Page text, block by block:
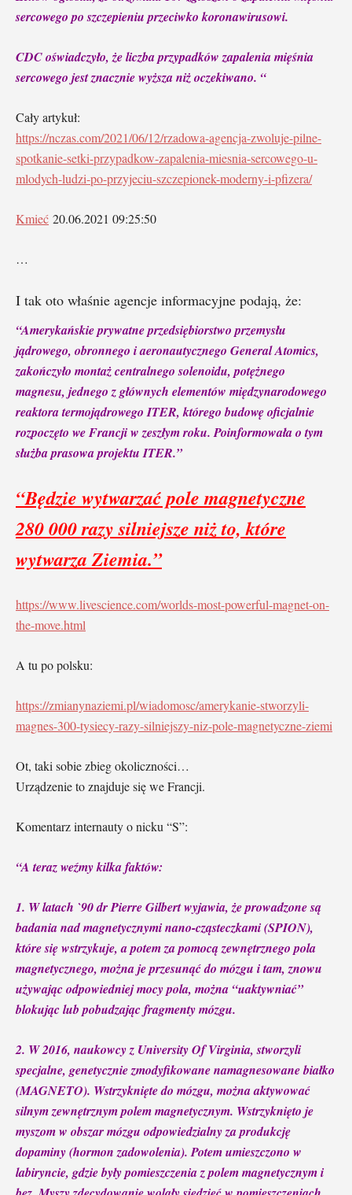
sercowego po szczepieniu przeciwko koronawirusowi.
CDC oświadczyło, że liczba przypadków zapalenia mięśnia
sercowego jest znacznie wyższa niż oczekiwano. “
Cały artykuł:
https://nczas.com/2021/06/12/rzadowa-agencja-zwoluje-pilne-
spotkanie-setki-przypadkow-zapalenia-miesnia-sercowego-u-
mlodych-ludzi-po-przyjeciu-szczepionek-moderny-i-pfizera/
Kmieć 20.06.2021 09:25:50
…
I tak oto właśnie agencje informacyjne podają, że:
“Amerykańskie prywatne przedsiębiorstwo przemysłu
jądrowego, obronnego i aeronautycznego General Atomics,
zakończyło montaż centralnego solenoidu, potężnego
magnesu, jednego z głównych elementów międzynarodowego
reaktora termojądrowego ITER, którego budowę oficjalnie
rozpoczęto we Francji w zeszłym roku. Poinformowała o tym
służba prasowa projektu ITER.”
“Będzie wytwarzać pole magnetyczne
280 000 razy silniejsze niż to, które
wytwarza Ziemia.”
https://www.livescience.com/worlds-most-powerful-magnet-on-
the-move.html
A tu po polsku:
https://zmianynaziemi.pl/wiadomosc/amerykanie-stworzyli-
magnes-300-tysiecy-razy-silniejszy-niz-pole-magnetyczne-ziemi
Ot, taki sobie zbieg okoliczności…
Urządzenie to znajduje się we Francji.
Komentarz internauty o nicku “S”:
“A teraz weźmy kilka faktów:
1. W latach `90 dr Pierre Gilbert wyjawia, że prowadzone są
badania nad magnetycznymi nano-cząsteczkami (SPION),
które się wstrzykuje, a potem za pomocą zewnętrznego pola
magnetycznego, można je przesunąć do mózgu i tam, znowu
używając odpowiedniej mocy pola, można “uaktywniać”
blokując lub pobudzając fragmenty mózgu.
2. W 2016, naukowcy z University Of Virginia, stworzyli
specjalne, genetycznie zmodyfikowane namagnesowane białko
(MAGNETO). Wstrzyknięte do mózgu, można aktywować
silnym zewnętrznym polem magnetycznym. Wstrzyknięto je
myszom w obszar mózgu odpowiedzialny za produkcję
dopaminy (hormon zadowolenia). Potem umieszczono w
labiryncie, gdzie były pomieszczenia z polem magnetycznym i